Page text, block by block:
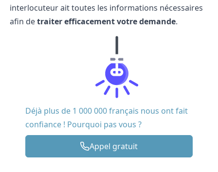
interlocuteur ait toutes les informations nécessaires
afin detraiter efficacement votre demande.
Déjà plus de 1 000 000 français nous ont fait
confiance ! Pourquoi pas vous ?
Appel gratuit